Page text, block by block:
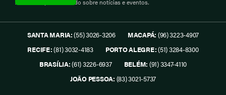
Assine e fique informado sobre notícias e eventos.
SANTA MARIA:(55) 3026-3206 MACAPÁ: (96) 3223-4907
RECIFE:(81) 3032-4183 PORTO ALEGRE:(51) 3284-8300
BRASÍLIA:(61) 3226-6937 BELÉM: (91) 3347-4110
JOÃO PESSOA: (83) 3021-5737